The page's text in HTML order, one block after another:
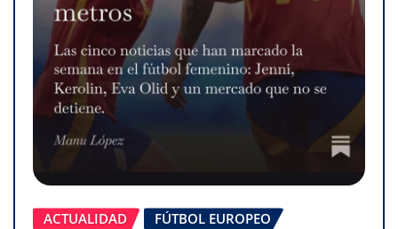
ACTUALIDAD
FÚTBOL EUROPEO